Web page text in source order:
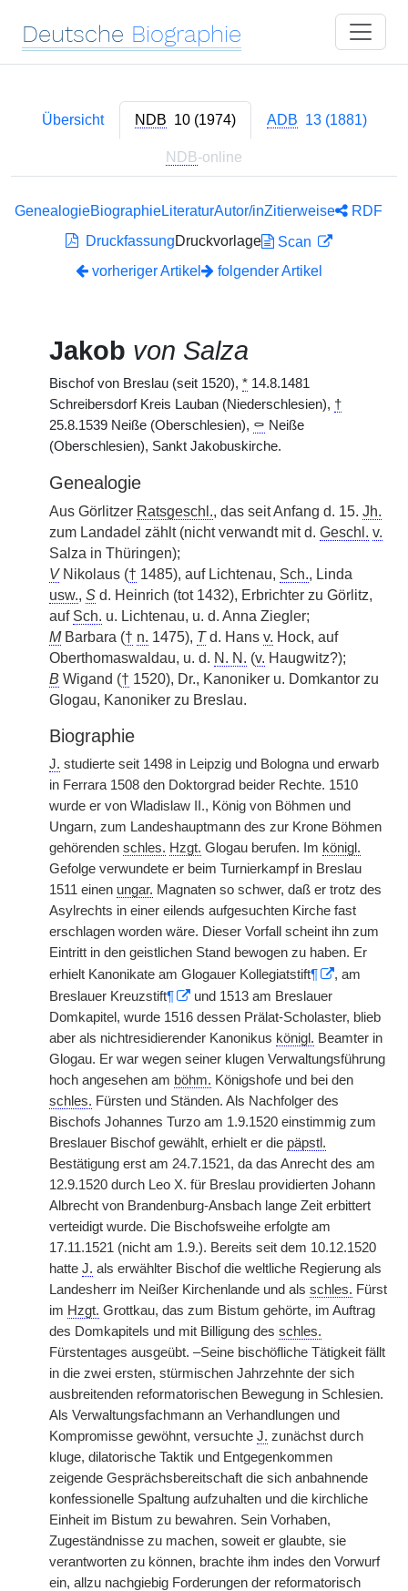
Deutsche Biographie
Übersicht NDB 10 (1974) ADB 13 (1881)
NDB-online
GenealogieBiographieLiteraturAutor/inZitierweise
RDF
DruckfassungDruckvorlage
Scan
vorheriger Artikel
folgender Artikel
Jakob von Salza
Bischof von Breslau (seit 1520), * 14.8.1481
Schreibersdorf Kreis Lauban (Niederschlesien), †
25.8.1539 Neiße (Oberschlesien), ⚰ Neiße
(Oberschlesien), Sankt Jakobuskirche.
Genealogie
Aus Görlitzer Ratsgeschl., das seit Anfang d. 15. Jh.
zum Landadel zählt (nicht verwandt mit d. Geschl. v.
Salza in Thüringen);
VNikolaus († 1485), auf Lichtenau, Sch., Linda
usw., S d. Heinrich (tot 1432), Erbrichter zu Görlitz,
auf Sch. u. Lichtenau, u. d. Anna Ziegler;
MBarbara († n. 1475), Td. Hans v. Hock, auf
Oberthomaswaldau, u. d. N. N. (v. Haugwitz?);
B Wigand († 1520), Dr., Kanoniker u. Domkantor zu
Glogau, Kanoniker zu Breslau.
Biographie
J. studierte seit 1498 in Leipzig und Bologna und erwarb
in Ferrara 1508 den Doktorgrad beider Rechte. 1510
wurde er von Wladislaw II., König von Böhmen und
Ungarn, zum Landeshauptmann des zur Krone Böhmen
gehörenden schles. Hzgt. Glogau berufen. Im königl.
Gefolge verwundete er beim Turnierkampf in Breslau
1511 einen ungar. Magnaten so schwer, daß er trotz des
Asylrechts in einer eilends aufgesuchten Kirche fast
erschlagen worden wäre. Dieser Vorfall scheint ihn zum
Eintritt in den geistlichen Stand bewogen zu haben. Er
erhielt Kanonikate am Glogauer Kollegiatstift¶
, am
Breslauer Kreuzstift¶
und 1513 am Breslauer
Domkapitel, wurde 1516 dessen Prälat-Scholaster, blieb
aber als nichtresidierender Kanonikus königl. Beamter in
Glogau. Er war wegen seiner klugen Verwaltungsführung
hoch angesehen am böhm. Königshofe und bei den
schles. Fürsten und Ständen. Als Nachfolger des
Bischofs Johannes Turzo am 1.9.1520 einstimmig zum
Breslauer Bischof gewählt, erhielt er die päpstl.
Bestätigung erst am 24.7.1521, da das Anrecht des am
12.9.1520 durch Leo X. für Breslau providierten Johann
Albrecht von Brandenburg-Ansbach lange Zeit erbittert
verteidigt wurde. Die Bischofsweihe erfolgte am
17.11.1521 (nicht am 1.9.). Bereits seit dem 10.12.1520
hatte J. als erwählter Bischof die weltliche Regierung als
Landesherr im Neißer Kirchenlande und als schles. Fürst
im Hzgt. Grottkau, das zum Bistum gehörte, im Auftrag
des Domkapitels und mit Billigung des schles.
Fürstentages ausgeübt. –Seine bischöfliche Tätigkeit fällt
in die zwei ersten, stürmischen Jahrzehnte der sich
ausbreitenden reformatorischen Bewegung in Schlesien.
Als Verwaltungsfachmann an Verhandlungen und
Kompromisse gewöhnt, versuchte J. zunächst durch
kluge, dilatorische Taktik und Entgegenkommen
zeigende Gesprächsbereitschaft die sich anbahnende
konfessionelle Spaltung aufzuhalten und die kirchliche
Einheit im Bistum zu bewahren. Sein Vorhaben,
Zugeständnisse zu machen, soweit er glaubte, sie
verantworten zu können, brachte ihm indes den Vorwurf
ein, allzu nachgiebig Forderungen der reformatorisch